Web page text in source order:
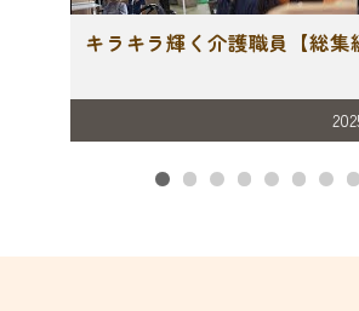
キラキラ輝く介護職員【総集